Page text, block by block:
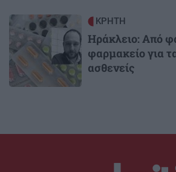
Image ΚΡΗΤΗ
Ηράκλειο: Από
φαρμακείο για
ασθενείς